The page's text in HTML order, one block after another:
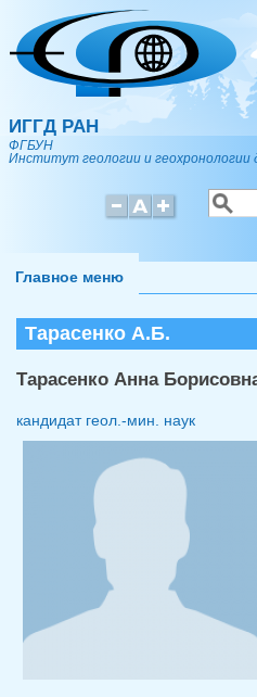
Перейти к основному содержанию
ИГГД РАН
ФГБУН
Институт геологии и геохронологии
Поиск
Главное меню
Тарасенко А.Б.
Тарасенко Анна
кандидат геол.-мин. наук